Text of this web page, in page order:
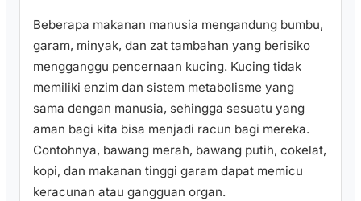
Beberapa makanan manusia mengandung bumbu,
garam, minyak, dan zat tambahan yang berisiko
mengganggu pencernaan kucing. Kucing tidak
memiliki enzim dan sistem metabolisme yang
sama dengan manusia, sehingga sesuatu yang
aman bagi kita bisa menjadi racun bagi mereka.
Contohnya, bawang merah, bawang putih, cokelat,
kopi, dan makanan tinggi garam dapat memicu
keracunan atau gangguan organ.